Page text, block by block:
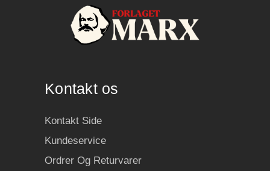
Kontakt os
Kontakt Side
Kundeservice
Ordrer Og Returvarer